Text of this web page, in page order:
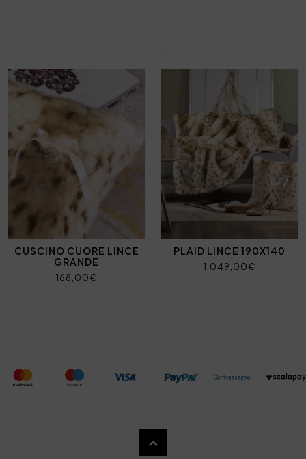
CUSCINO CUORE LINCE
GRANDE
168,00€
PLAID LINCE 190X140
1.049,00€